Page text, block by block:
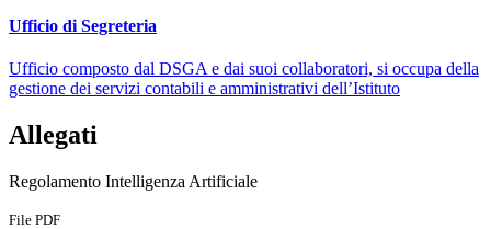
Ufficio di Segreteria
Ufficio composto dal DSGA e dai suoi collaboratori, si occupa della
gestione dei servizi contabili e amministrativi dell’Istituto
Allegati
Regolamento Intelligenza Artificiale
File PDF